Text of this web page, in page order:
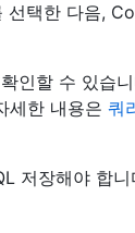
택한 다음,
인할 수 있습
세한 내용은 쿼
저장해야 합